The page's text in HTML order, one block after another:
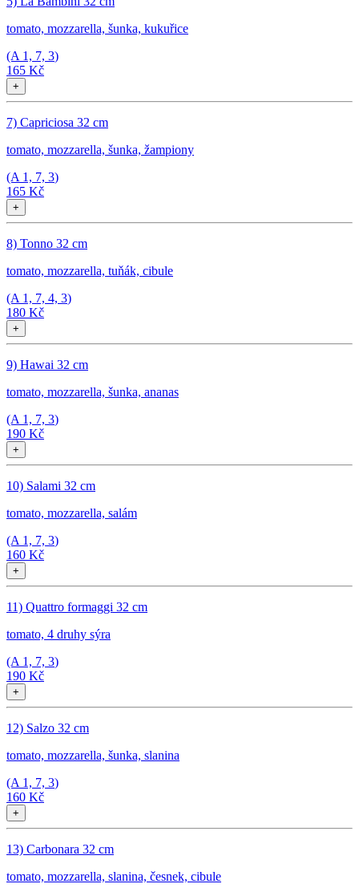
tomato, mozzarella, šunka, kukuřice
(A 1, 7, 3)
165 Kč
+
7) Capriciosa 32 cm
tomato, mozzarella, šunka, žampiony
(A 1, 7, 3)
165 Kč
+
8) Tonno 32 cm
tomato, mozzarella, tuňák, cibule
(A 1, 7, 4, 3)
180 Kč
+
9) Hawai 32 cm
tomato, mozzarella, šunka, ananas
(A 1, 7, 3)
190 Kč
+
10) Salami 32 cm
tomato, mozzarella, salám
(A 1, 7, 3)
160 Kč
+
11) Quattro formaggi 32 cm
tomato, 4 druhy sýra
(A 1, 7, 3)
190 Kč
+
12) Salzo 32 cm
tomato, mozzarella, šunka, slanina
(A 1, 7, 3)
160 Kč
+
13) Carbonara 32 cm
tomato, mozzarella, slanina, česnek, cibule